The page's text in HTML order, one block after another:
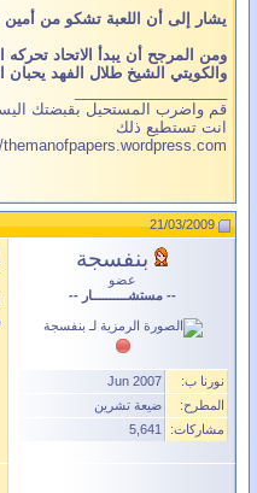
يشار إلى أن اللعبة تشكو من
ومن المرجح أن يبدأ الاتحاد
والكويتي الشيخ طلال الفهد يحبان
قم واضرب المستحيل بقبضتك
انت تستطيع ذلك
themanofpapers.wordpress.com
21/03/2009
بنفسجة
عضو
-- مستشــــــــــار --
نورنا ب:
Jun 2007
المطرح:
ضيعة تشرين
مشاركات:
5,641